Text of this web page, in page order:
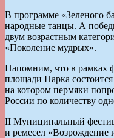
В программе «Зеленого
народные танцы. А
двум возрастным
«Поколение мудрых».
Напомним, что в рамках
площади Парка
на котором пермяки
России по количеству
II Муниципальный
и ремесел «Возрождение